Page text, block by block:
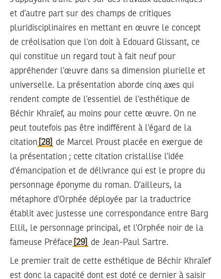
et d’autre part sur des champs de critiques
pluridisciplinaires en mettant en œuvre le concept
de créolisation que l’on doit à Edouard Glissant, ce
qui constitue un regard tout à fait neuf pour
appréhender l’œuvre dans sa dimension plurielle et
universelle. La présentation aborde cinq axes qui
rendent compte de l’essentiel de l’esthétique de
Béchir Khraïef, au moins pour cette œuvre. On ne
peut toutefois pas être indifférent à l’égard de la
citation [28]
de Marcel Proust placée en exergue de
la présentation ; cette citation cristallise l’idée
d’émancipation et de délivrance qui est le propre du
personnage éponyme du roman. D’ailleurs, la
métaphore d’Orphée déployée par la traductrice
établit avec justesse une correspondance entre Barg
Ellil, le personnage principal, et l’Orphée noir de la
fameuse Préface [29] de Jean-Paul Sartre.
Le premier trait de cette esthétique de Béchir Khraïef
est donc la capacité dont est doté ce dernier à saisir